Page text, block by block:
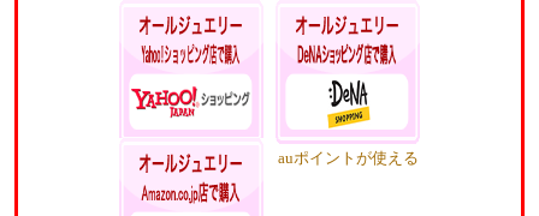
本店ポイントいつで
も5%還元
楽天ポイントが貯ま
る・使える
Yahoo!ポイントが貯
まる・使える
auポイントが使える